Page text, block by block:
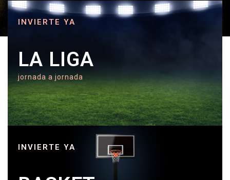
INVIERTE YA
LA LIGA
jornada a jornada
INVIERTE YA